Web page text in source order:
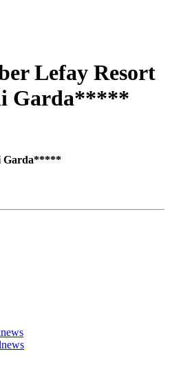
Lefay Resort
Garda*****
Garda*****